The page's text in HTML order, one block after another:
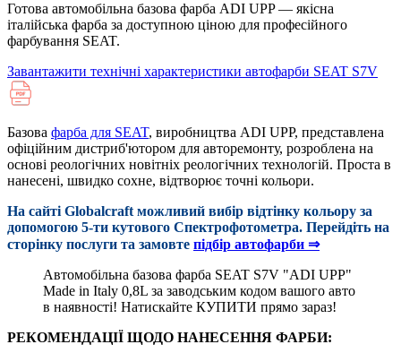
Готова автомобільна базова фарба ADI UPP — якісна
італійська фарба за доступною ціною для професійного
фарбування SEAT.
Завантажити технічні характеристики автофарби SEAT S7V
Базова фарба для SEAT, виробництва ADI UPP, представлена
офіційним дистриб'ютором для авторемонту, розроблена на
основі реологічних новітніх реологічних технологій. Проста в
нанесені, швидко сохне, відтворює точні кольори.
На сайті Globalcraft можливий вибір відтінку кольору за
допомогою 5-ти кутового Cпектрофотометра. Перейдіть на
сторінку послуги та замовте підбір автофарби ⇒
Автомобільна базова фарба SEAT S7V "ADI UPP"
Made in Italy 0,8L за заводським кодом вашого авто
в наявності! Натискайте КУПИТИ прямо зараз!
РЕКОМЕНДАЦІЇ ЩОДО НАНЕСЕННЯ ФАРБИ: